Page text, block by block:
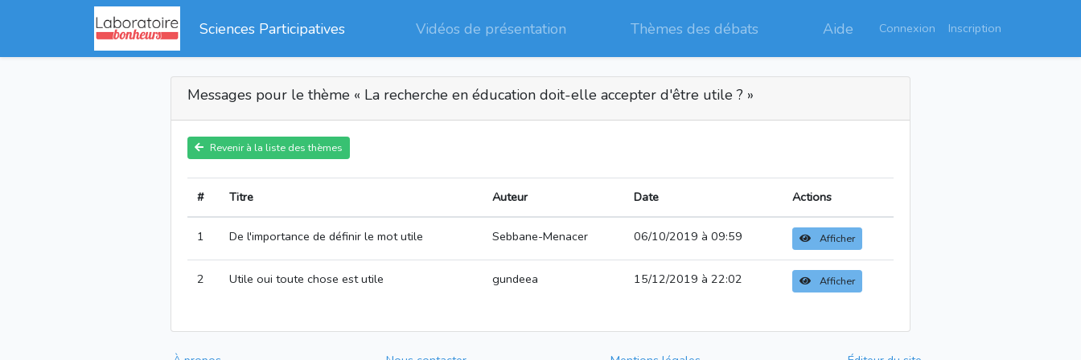
Sciences Participatives Vidéos de présentation Thèmes des débats Aide Connexion Inscription
Messages pour le thème « La recherche en éducation doit-elle accepter d'être utile ? »
Revenir à la liste des thèmes
# Titre Auteur Date Actions
1 De l'importance de définir le mot utile Sebbane-Menacer 06/10/2019 à 09:59 Afficher
2 Utile oui toute chose est utile gundeea 15/12/2019 à 22:02 Afficher